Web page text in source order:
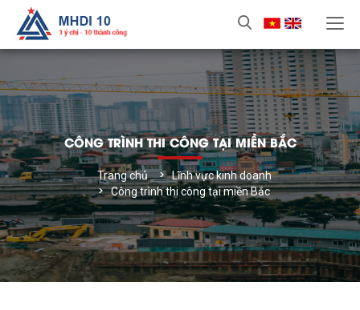
CÔNG TRÌNH THI CÔNG TẠI MIỀN BẮC
Trang chủ
Lĩnh vực kinh doanh
Công trình thi công tại miền Bắc